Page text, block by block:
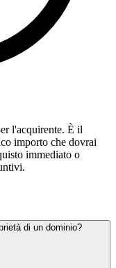
l'acquirente. È il
importo che dovrai
immediato o
di un dominio?